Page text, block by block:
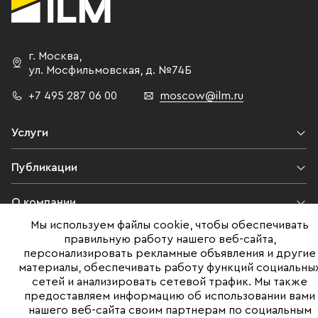
на рынке с 2013 года. Портфель
складской комплекс класса В+
«Технопарк Купавна» общей
площадью 34 000 кв. м в
Раевская», общая площадь складов
класса А в котором составляет
более 20 000 кв. м. В 2018 г. началось
строительство второй очереди
«Логопарка Раевская -2»
общей площадью 23 000 кв.м.
Источник: https://www.cre.ru/news/71061
это
процесс
также
успешному
Источник:
г. Москва
ул. Мосфильмовская,
д. №74Б
+7 495 287 06 00 moscow@ilm.ru
Услуги
Публикации
О компании
Юридическая информация
Мы используем файлы cookie, чтобы обеспечивать
правильную работу нашего веб-сайта,
персонализировать рекламные объявления и другие
материалы, обеспечивать работу функций
сетей и анализировать сетевой трафик. Мы также
предоставляем информацию об использовании вами
нашего веб-сайта своим партнерам по социальным